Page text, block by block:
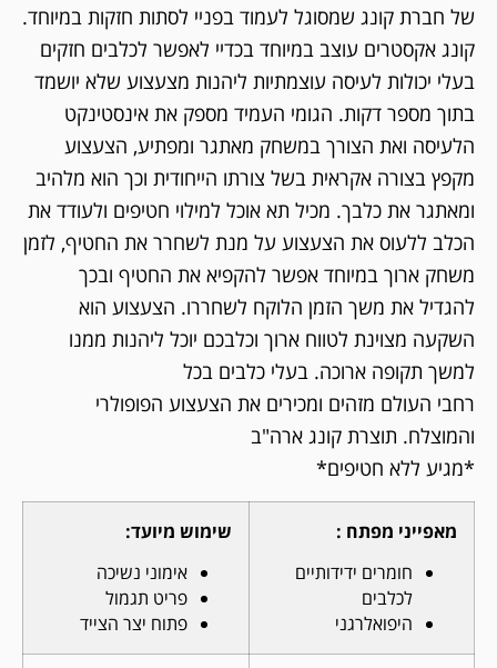
של חברת קונג שמסוגל לעמוד בפניי לסתות חזקות במיוחד.
קונג אקסטרים עוצב במיוחד בכדיי לאפשר לכלבים חזקים
בעלי יכולות לעיסה עוצמתיות ליהנות מצעצוע שלא יושמד
בתוך מספר דקות. הגומי העמיד מספק את אינסטינקט
הלעיסה ואת הצורך במשחק מאתגר ומפתיע, הצעצוע
מקפץ בצורה אקראית בשל צורתו הייחודית וכך הוא מלהיב
ומאתגר את כלבך. מכיל תא אוכל למילוי חטיפים ולעודד את
הכלב ללעוס את הצעצוע על מנת לשחרר את החטיף, לזמן
משחק ארוך במיוחד אפשר להקפיא את החטיף ובכך
להגדיל את משך הזמן הלוקח לשחררו. הצעצוע הוא
השקעה מצוינת לטווח ארוך וכלבכם יוכל ליהנות ממנו
למשך תקופה ארוכה. בעלי כלבים בכל
רחבי העולם מזהים ומכירים את הצעצוע הפופולרי
והמוצלח. תוצרת קונג ארה"ב
*מגיע ללא חטיפים*
מאפייני מפתח :
חומרים ידידותיים
לכלבים
היפואלרגני
שימוש מיועד:
אימוני נשיכה
פריט תגמול
פתוח יצר הצייד